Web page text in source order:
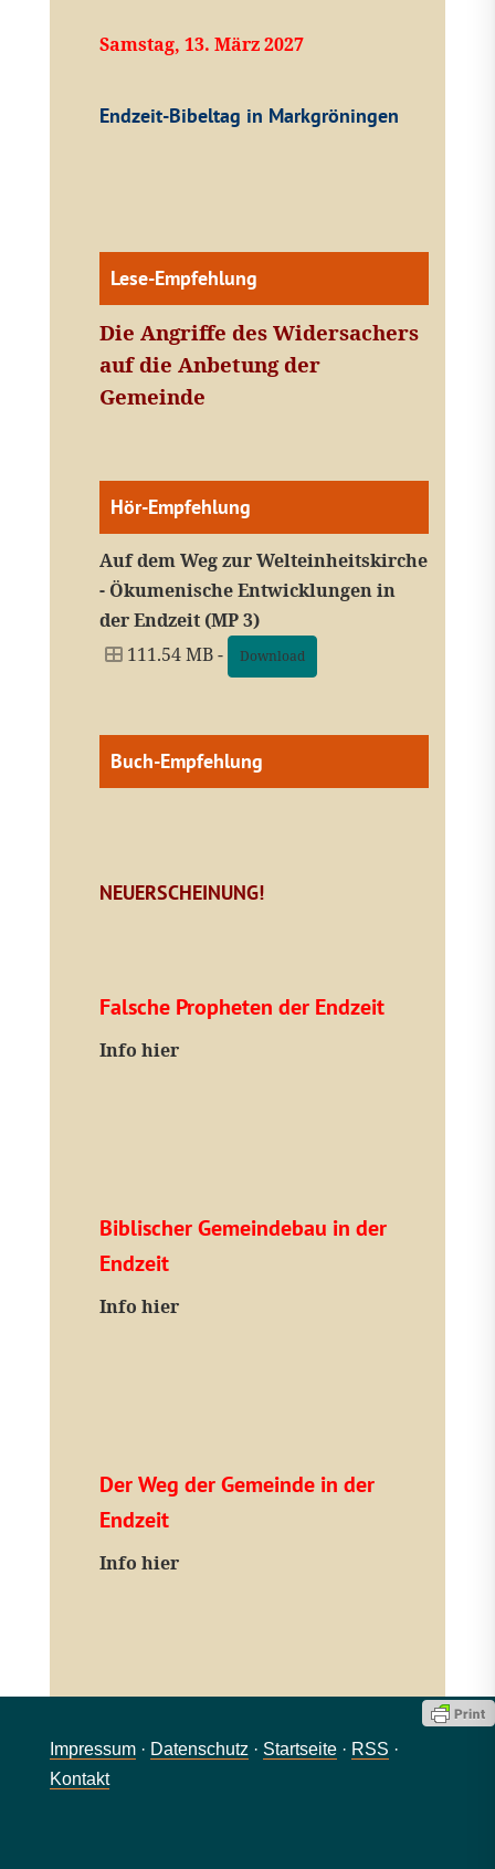
Samstag, 13. März 2027
Endzeit-Bibeltag in Markgröningen
Lese-Empfehlung
Die Angriffe des Widersachers
auf die Anbetung der
Gemeinde
Hör-Empfehlung
Auf dem Weg zur Welteinheitskirche
- Ökumenische Entwicklungen in
der Endzeit (MP 3)
111.54 MB -
Download
Buch-Empfehlung
NEUERSCHEINUNG!
Falsche Propheten der Endzeit
Info hier
Biblischer Gemeindebau in der
Endzeit
Info hier
Der Weg der Gemeinde in der
Endzeit
Info hier
Impressum· Datenschutz· Startseite· RSS ·
Kontakt